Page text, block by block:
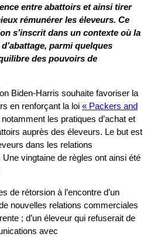
entre abattoirs et ainsi tirer
rémunérer les éleveurs. Ce
s’inscrit dans un contexte où la
parmi quelques
des pouvoirs de
Biden-Harris souhaite favoriser la
en renforçant la loi « Packers and
les pratiques d’achat et
auprès des éleveurs. Le but est
dans les relations
vingtaine de règles ont ainsi été
de rétorsion à l’encontre d’un
nouvelles relations commerciales
; d’un éleveur qui refuserait de
avec